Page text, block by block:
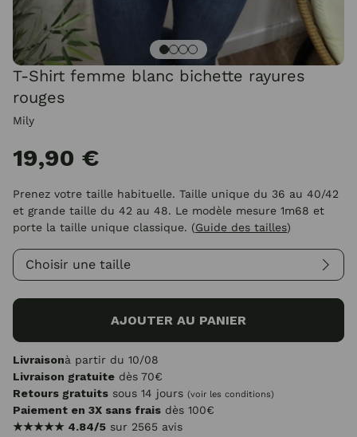
T-Shirt femme blanc bichette rayures
rouges
Mily
19,90 €
Prenez votre taille habituelle. Taille unique du 36 au 40/42
et grande taille du 42 au 48. Le modèle mesure 1m68 et
porte la taille unique classique. (Guide des tailles)
Choisir une taille
AJOUTER AU PANIER
Livraisonà partir du 10/08
Livraison gratuite dès 70€
Retours gratuits sous 14 jours (voir les conditions)
Paiement en 3X sans frais dès 100€
★★★★★ 4.84/5 sur 2565 avis